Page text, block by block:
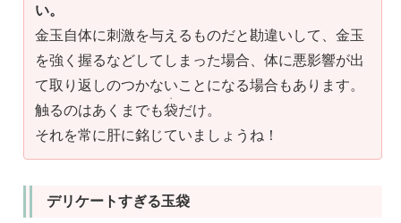
い。
金玉自体に刺激を与えるものだと勘違いして、金玉
を強く握るなどしてしまった場合、体に悪影響が出
て取り返しのつかないことになる場合もあります。
触るのはあくまでも袋
・
だけ。
それを常に肝に銘じていましょうね！
デリケートすぎる玉袋